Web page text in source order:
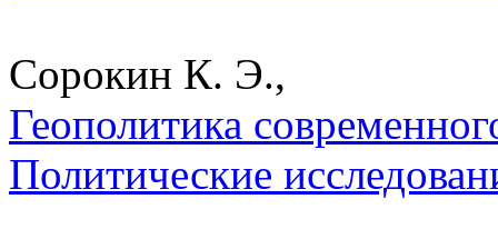
Сорокин К. Э.,
Геополитика
Политические